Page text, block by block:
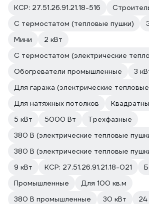
КСР: 27.51.26.91.21.18-516
С термостатом (тепловые пушки)
Мини
2 кВт
С термостатом (электрические
Обогреватели промышленные
3
Для гаража (электрические
Для натяжных потолков
5 кВт
5000 Вт
Трехфазные
380 В (электрические тепловые
380 В (электрические тепловые
9 кВт
КСР: 27.51.26.91.21.18-021
Промышленные
Для 100 кв.м
380 В промышленные
30 кВт
24